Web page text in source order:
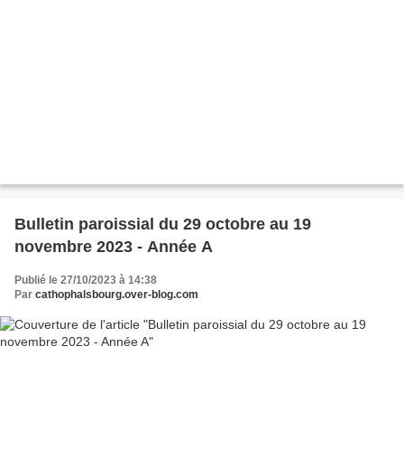
Bulletin paroissial du 29 octobre au 19
novembre 2023 - Année A
Publié le 27/10/2023 à 14:38
Par cathophalsbourg.over-blog.com